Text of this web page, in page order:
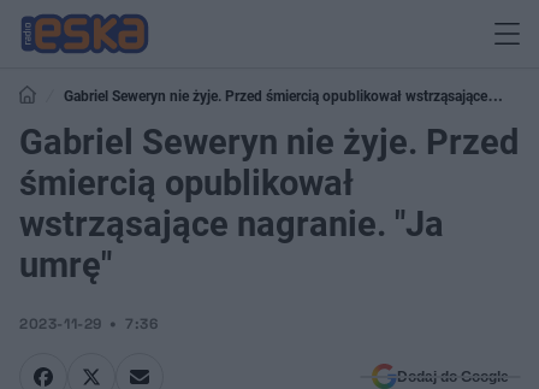
Gabriel Seweryn nie żyje. Przed śmiercią opublikował wstrząsające
nagranie. "Ja umrę"
Gabriel Seweryn nie żyje. Przed
śmiercią opublikował
wstrząsające nagranie. "Ja
umrę"
2023-11-29 7:36
Dodaj do Google